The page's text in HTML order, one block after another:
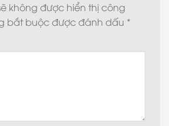
không được hiển thị công
bắt buộc được đánh dấu *